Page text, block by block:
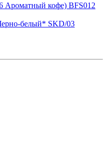
Ароматный кофе) BFS012
белый* SKD/03